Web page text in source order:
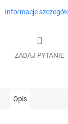
Informacje
ZADAJ PYTANIE
Opis